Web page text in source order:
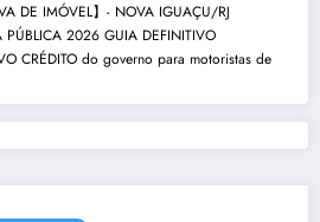
DE IMÓVEL】- NOVA IGUAÇU/RJ
PÚBLICA 2026 GUIA DEFINITIVO
CRÉDITO do governo para motoristas de